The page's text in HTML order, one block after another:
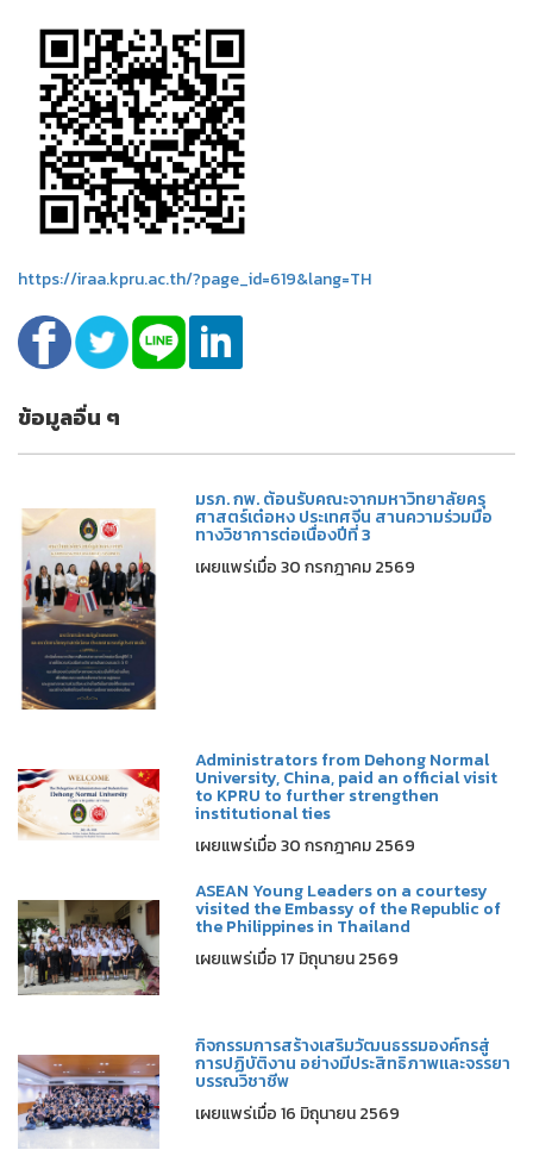
https://iraa.kpru.ac.th/?page_id=619&lang=TH
ข้อมูลอื่น ๆ
มรภ. กพ. ต้อนรับคณะจากมหาวิทยาลัยครุ
ศาสตร์เต๋อหง ประเทศจีน สานความร่วมมือ
ทางวิชาการต่อเนื่องปีที่ 3
เผยแพร่เมื่อ 30 กรกฎาคม 2569
Administrators from Dehong Normal
University, China, paid an official visit
to KPRU to further strengthen
institutional ties
เผยแพร่เมื่อ 30 กรกฎาคม 2569
ASEAN Young Leaders on a courtesy
visited the Embassy of the Republic of
the Philippines in Thailand
เผยแพร่เมื่อ 17 มิถุนายน 2569
กิจกรรมการสร้างเสริมวัฒนธรรมองค์กรสู่
การปฏิบัติงาน อย่างมีประสิทธิภาพและจรรยา
บรรณวิชาชีพ
เผยแพร่เมื่อ 16 มิถุนายน 2569